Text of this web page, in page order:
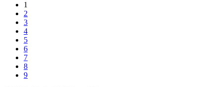
1
2
3
4
5
6
7
8
9